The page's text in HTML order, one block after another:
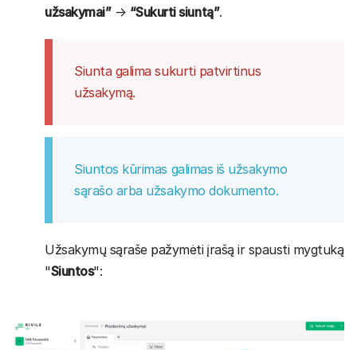
užsakymai”→ “Sukurti siuntą”.
Siunta galima sukurti patvirtinus
užsakymą.
Siuntos kūrimas galimas iš užsakymo
sąrašo arba užsakymo dokumento.
Užsakymų sąraše pažymėti įrašą ir spausti mygtuką
"Siuntos":